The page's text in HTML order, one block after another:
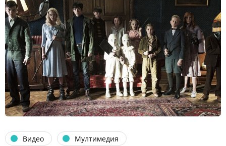
Видео Мултимедия